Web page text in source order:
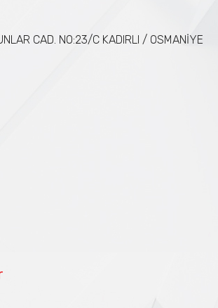
CAD. NO:23/C KADIRLI / OSMANİYE